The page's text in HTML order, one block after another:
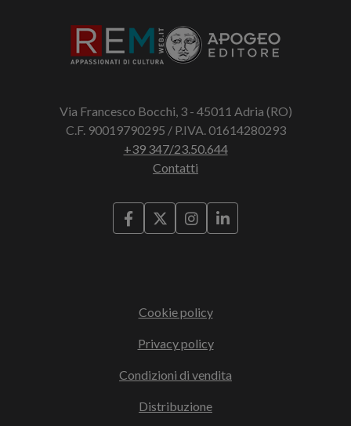
Via Francesco Bocchi, 3 - 45011 Adria (RO)
C.F. 90019790295 / P.IVA. 01614280293
+39 347/23.50.644
Contatti
Cookie policy
Privacy policy
Condizioni di vendita
Distribuzione